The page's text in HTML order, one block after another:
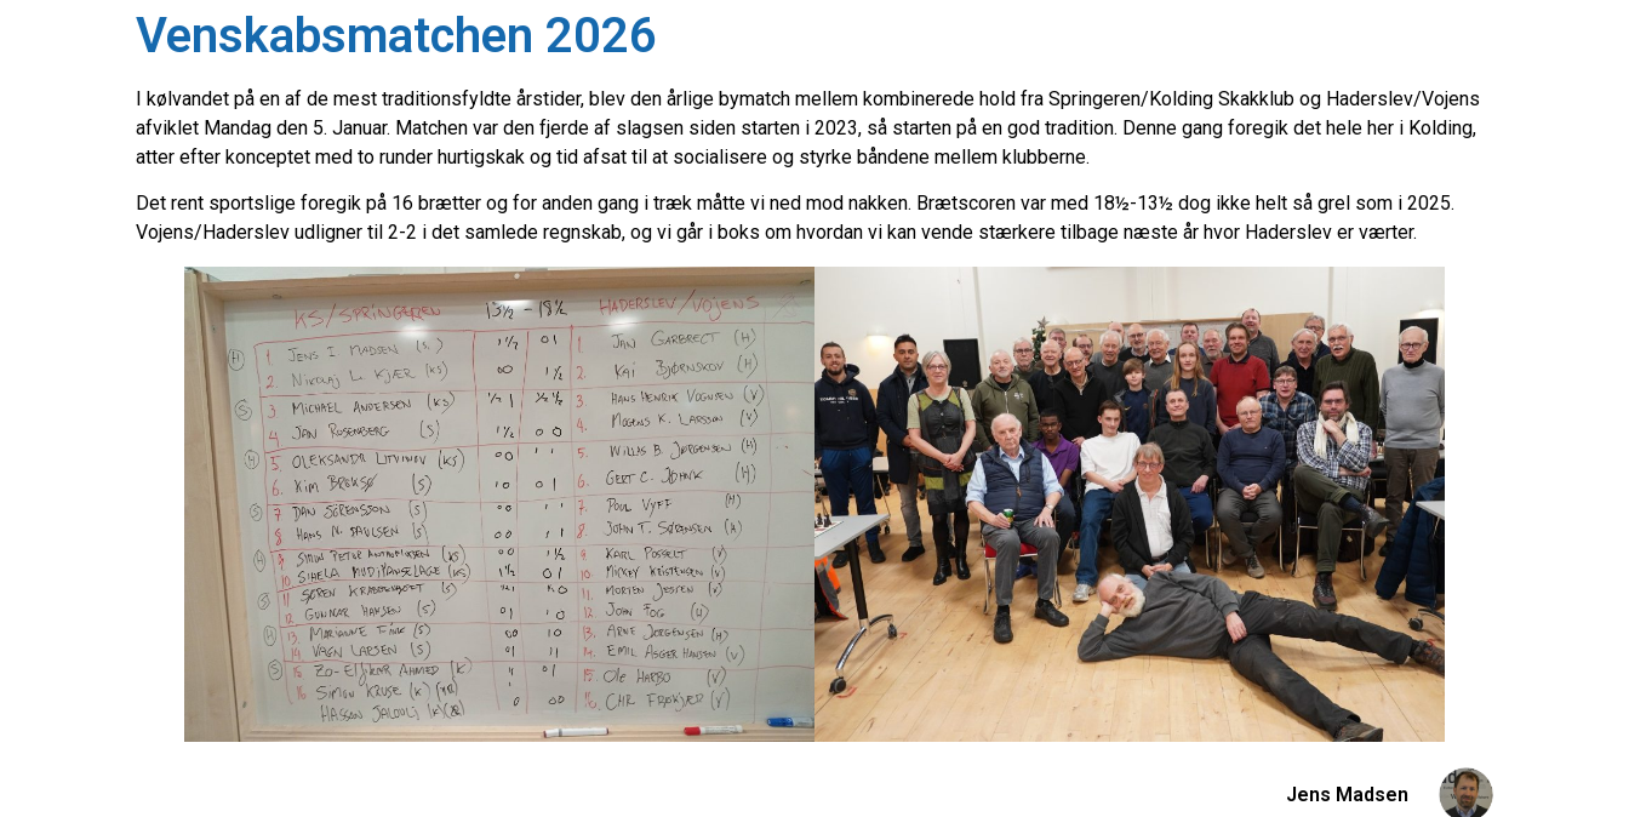
Venskabsmatchen 2026
I kølvandet på en af de mest traditionsfyldte årstider, blev den årlige bymatch mellem kombinerede hold fra Springeren/Kolding Skakklub og Haderslev/Vojens
afviklet Mandag den 5. Januar. Matchen var den fjerde af slagsen siden starten i 2023, så starten på en god tradition. Denne gang foregik det hele her i Kolding,
atter efter konceptet med to runder hurtigskak og tid afsat til at socialisere og styrke båndene mellem klubberne.
Det rent sportslige foregik på 16 brætter og for anden gang i træk måtte vi ned mod nakken. Brætscoren var med 18½-13½ dog ikke helt så grel som i 2025.
Vojens/Haderslev udligner til 2-2 i det samlede regnskab, og vi går i boks om hvordan vi kan vende stærkere tilbage næste år hvor Haderslev er værter.
Jens Madsen